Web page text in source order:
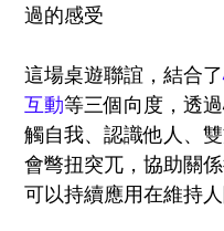
過的感受
這場桌遊聯誼，結合了
互動等三個向度，透
觸自我、認識他人、
會彆扭突兀，協助關
可以持續應用在維持人